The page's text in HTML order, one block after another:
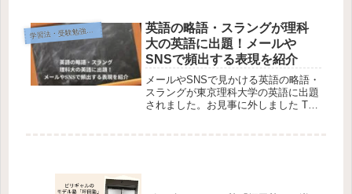
高校化学基礎が苦手とか、全くわから
ないという人、化学基礎の知識がゼロ
でもわかりやすく理解しやすいおすす
めの問題集です。
学習法・受験勉強テクニック
英語の略語・スラングが理科
大の英語に出題！メールや
SNSで頻出する表現を紹介
メールやSNSで見かける英語の略語・
スラングが東京理科大学の英語に出題
されました。お見事に外しました T